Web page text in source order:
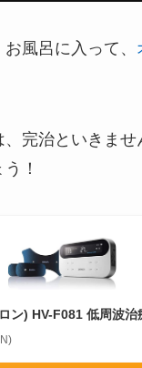
風呂に入って、
完治といきませ
！
ン) HV-F081 低周波治